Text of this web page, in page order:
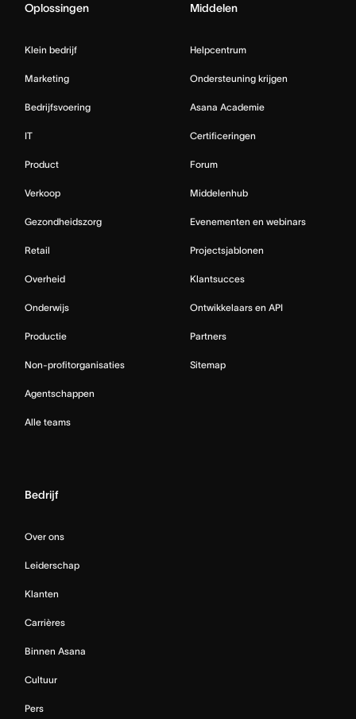
Oplossingen
Klein bedrijf
Marketing
Bedrijfsvoering
IT
Product
Verkoop
Gezondheidszorg
Retail
Overheid
Onderwijs
Productie
Non-profitorganisaties
Agentschappen
Alle teams
Middelen
Helpcentrum
Ondersteuning krijgen
Asana Academie
Certificeringen
Forum
Middelenhub
Evenementen en webinars
Projectsjablonen
Klantsucces
Ontwikkelaars en API
Partners
Sitemap
Bedrijf
Over ons
Leiderschap
Klanten
Carrières
Binnen Asana
Cultuur
Pers